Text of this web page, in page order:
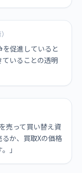
を促進していると
いることの透明
売って買い替え資
か、買取Xの価格
」